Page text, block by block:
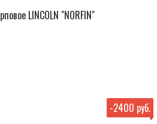
-2400 руб.